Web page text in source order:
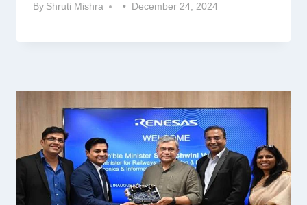
By Shruti Mishra December 24, 2024